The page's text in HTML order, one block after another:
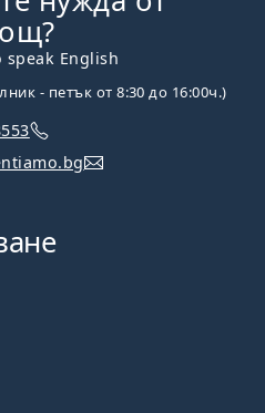
speak English
- петък от 8:30 до 16:00ч.)